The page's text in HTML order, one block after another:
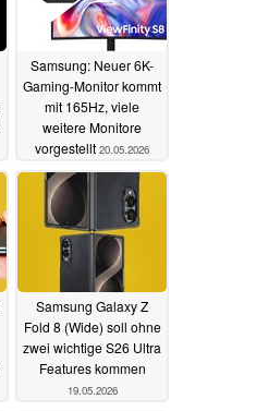
Samsung: Neuer 6K-
Gaming-Monitor kommt
mit 165Hz, viele
weitere Monitore
vorgestellt 20.05.2026
Samsung Galaxy Z
Fold 8 (Wide) soll ohne
zwei wichtige S26 Ultra
Features kommen
19.05.2026